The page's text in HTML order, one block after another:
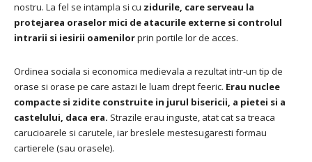
nostru. La fel se intampla si cu zidurile, care serveau la
protejarea oraselor mici de atacurile externe si controlul
intrarii si iesirii oamenilorprin portile lor de acces.
Ordinea sociala si economica medievala a rezultat intr-un tip de
orase si orase pe care astazi le luam drept feeric. Erau nuclee
compacte si zidite construite in jurul bisericii, a pietei si a
castelului, daca era. Strazile erau inguste, atat cat sa treaca
carucioarele si carutele, iar breslele mestesugaresti formau
cartierele (sau orasele).